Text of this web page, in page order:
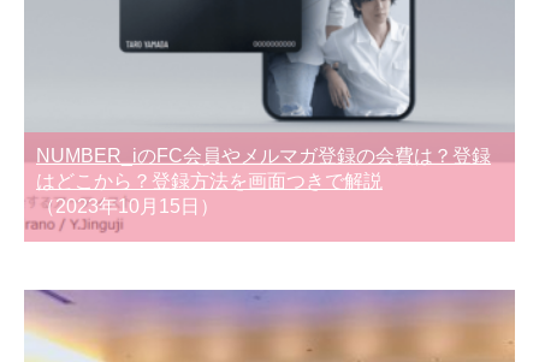
NUMBER_iのFC会員やメルマガ登録の会費は？登録
はどこから？登録方法を画面つきで解説
（2023年10月15日）